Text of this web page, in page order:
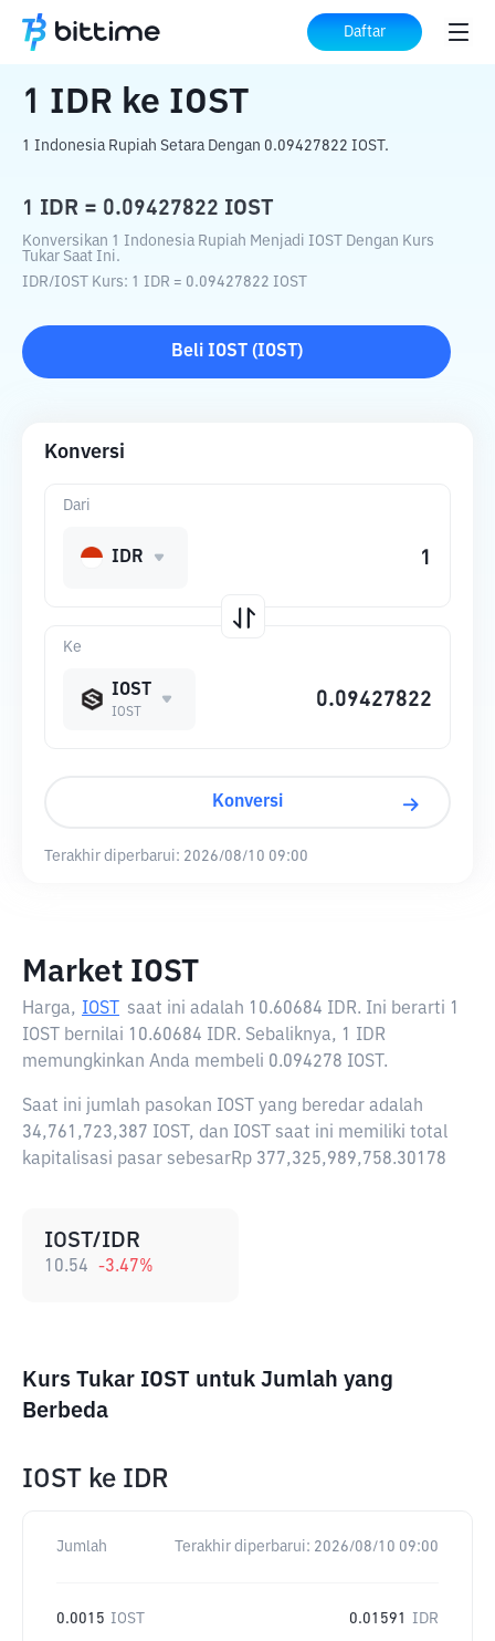
Daftar
Beranda Konverter Kripto ke IOST
1 IDR ke IOST
1 Indonesia Rupiah Setara Dengan 0.09427822 IOST.
1 IDR = 0.09427822 IOST
Konversikan 1 Indonesia Rupiah Menjadi IOST Dengan Kurs
Tukar Saat Ini.
IDR/IOST Kurs: 1 IDR = 0.09427822 IOST
Beli IOST (IOST )
Konversi
Ke
IOST
IOST
Dari
IDR
Konversi
Terakhir diperbarui: 2026/08/10 09:00
Market IOST
Harga, IOST saat ini adalah 10.60684 IDR. Ini berarti 1
IOST bernilai 10.60684 IDR. Sebaliknya, 1 IDR
memungkinkan Anda membeli 0.094278 IOST.
Saat ini jumlah pasokan IOST yang beredar adalah
34,761,723,387 IOST, dan IOST saat ini memiliki total
kapitalisasi pasar sebesarRp 377,325,989,758.30178
IOST/IDR
10.54 -3.47%
Kurs Tukar IOST untuk Jumlah yang
Berbeda
IOST ke IDR
Jumlah Terakhir diperbarui: 2026/08/10 09:00
0.0015 IOST 0.01591 IDR